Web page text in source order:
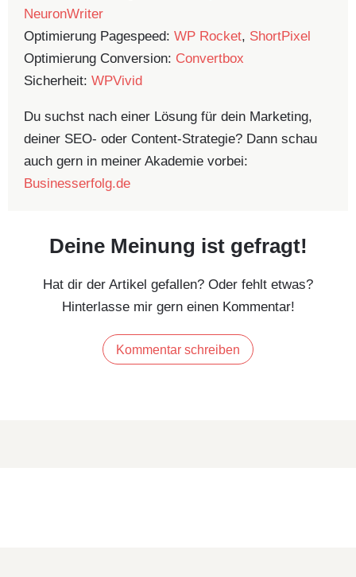
NeuronWriter
Optimierung Pagespeed: WP Rocket, ShortPixel
Optimierung Conversion: Convertbox
Sicherheit: WPVivid
Du suchst nach einer Lösung für dein Marketing,
deiner SEO- oder Content-Strategie? Dann schau
auch gern in meiner Akademie vorbei:
Businesserfolg.de
Deine Meinung ist gefragt!
Hat dir der Artikel gefallen? Oder fehlt etwas?
Hinterlasse mir gern einen Kommentar!
Kommentar schreiben